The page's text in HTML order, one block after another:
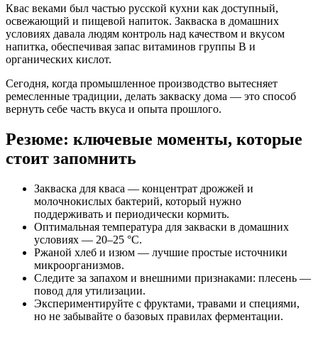
Квас веками был частью русской кухни как доступный,
освежающий и пищевой напиток. Закваска в домашних
условиях давала людям контроль над качеством и вкусом
напитка, обеспечивая запас витаминов группы B и
органических кислот.
Сегодня, когда промышленное производство вытесняет
ремесленные традиции, делать закваску дома — это способ
вернуть себе часть вкуса и опыта прошлого.
Резюме: ключевые моменты, которые
стоит запомнить
Закваска для кваса — концентрат дрожжей и
молочнокислых бактерий, который нужно
поддерживать и периодически кормить.
Оптимальная температура для закваски в домашних
условиях — 20–25 °C.
Ржаной хлеб и изюм — лучшие простые источники
микроорганизмов.
Следите за запахом и внешними признаками: плесень —
повод для утилизации.
Экспериментируйте с фруктами, травами и специями,
но не забывайте о базовых правилах ферментации.